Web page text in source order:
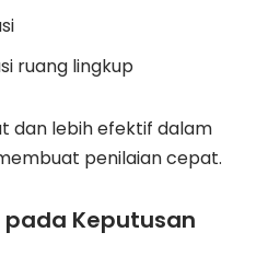
ruang lingkup
dan lebih efektif dalam
penilaian cepat.
Keputusan